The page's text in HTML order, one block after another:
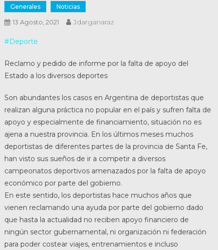
Generales Noticias
13 Agosto, 2021 Jdarganaraz
#Deporte
Reclamo y pedido de informe por la falta de apoyo del
Estado a los diversos deportes
Son abundantes los casos en Argentina de deportistas que
realizan alguna práctica no popular en el país y sufren falta de
apoyo y especialmente de financiamiento, situación no es
ajena a nuestra provincia. En los últimos meses muchos
deportistas de diferentes partes de la provincia de Santa Fe,
han visto sus sueños de ir a competir a diversos
campeonatos deportivos amenazados por la falta de apoyo
económico por parte del gobierno.
En este sentido, los deportistas hace muchos años que
vienen reclamando una ayuda por parte del gobierno dado
que hasta la actualidad no reciben apoyo financiero de
ningún sector gubernamental, ni organización ni federación
para poder costear viajes, entrenamientos e incluso